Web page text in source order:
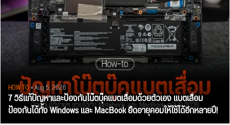
HOW TO• Aug 5, 2026
7 วิธีแก้ปัญหาและป้องกันโน๊ตบุ๊คแบตเสื่อมด้วยตัวเอง แบตเสื่อม
ป้องกันได้ทั้ง Windows และ MacBook ยืดอายุคอมให้ใช้ได้อีกหลายปี!